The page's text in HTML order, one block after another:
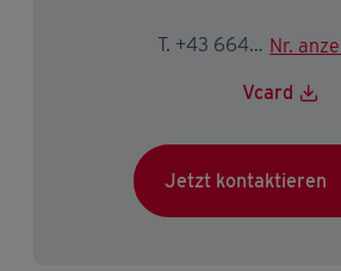
T. +43 664 834 81 38 Nr.
Vcard
Jetzt kontaktieren